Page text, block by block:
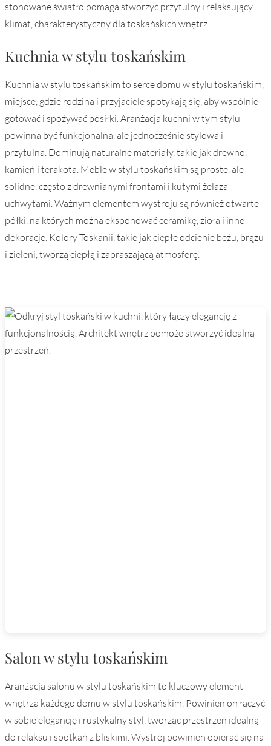
stonowane światło pomaga stworzyć przytulny i relaksujący
klimat, charakterystyczny dla toskańskich wnętrz.
Kuchnia w stylu toskańskim
Kuchnia w stylu toskańskim to serce domu w stylu toskańskim,
miejsce, gdzie rodzina i przyjaciele spotykają się, aby wspólnie
gotować i spożywać posiłki. Aranżacja kuchni w tym stylu
powinna być funkcjonalna, ale jednocześnie stylowa i
przytulna. Dominują naturalne materiały, takie jak drewno,
kamień i terakota. Meble w stylu toskańskim są proste, ale
solidne, często z drewnianymi frontami i kutymi żelaza
uchwytami. Ważnym elementem wystroju są również otwarte
półki, na których można eksponować ceramikę, zioła i inne
dekoracje. Kolory Toskanii, takie jak ciepłe odcienie beżu, brązu
i zieleni, tworzą ciepłą i zapraszającą atmosferę.
Salon w stylu toskańskim
Aranżacja salonu w stylu toskańskim to kluczowy element
wnętrza każdego domu w stylu toskańskim. Powinien on łączyć
w sobie elegancję i rustykalny styl, tworząc przestrzeń idealną
do relaksu i spotkań z bliskimi. Wystrój powinien opierać się na